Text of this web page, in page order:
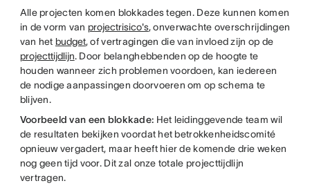
Alle projecten komen blokkades tegen. Deze kunnen komen
in de vorm van projectrisico's, onverwachte overschrijdingen
van het budget, of vertragingen die van invloed zijn op de
projecttijdlijn. Door belanghebbenden op de hoogte te
houden wanneer zich problemen voordoen, kan iedereen
de nodige aanpassingen doorvoeren om op schema te
blijven.
Voorbeeld van een blokkade: Het leidinggevende team wil
de resultaten bekijken voordat het betrokkenheidscomité
opnieuw vergadert, maar heeft hier de komende drie weken
nog geen tijd voor. Dit zal onze totale projecttijdlijn
vertragen.